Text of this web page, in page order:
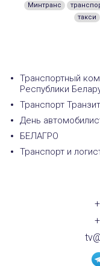
Минтранс
такси
Транспортный
Республики
Транспорт
День
БЕЛАГРО
Транспорт и